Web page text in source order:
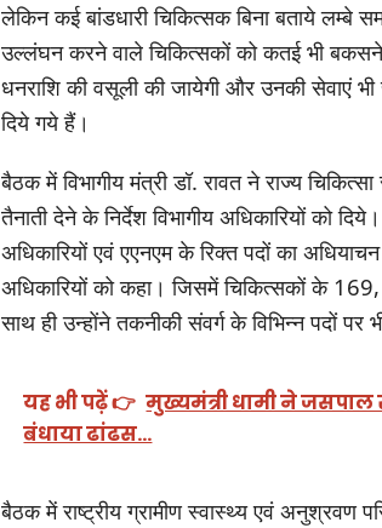
लेकिन कई बांडधारी चिकित्सक बिना बताये लम्बे
उल्लंघन करने वाले चिकित्सकों को कतई भी
धनराशि की वसूली की जायेगी और उनकी सेवाएं भी
दिये गये हैं।
बैठक में विभागीय मंत्री डॉ. रावत ने राज्य
तैनाती देने के निर्देश विभागीय अधिकारियों को
अधिकारियों एवं एएनएम के रिक्त पदों का
अधिकारियों को कहा। जिसमें चिकित्सकों के
साथ ही उन्होंने तकनीकी संवर्ग के विभिन्न पदों पर
यह भी पढ़ें 👉 मुख्यमंत्री धामी ने जसपाल
बंधाया ढांढस…
बैठक में राष्ट्रीय ग्रामीण स्वास्थ्य एवं अनुश्रवण